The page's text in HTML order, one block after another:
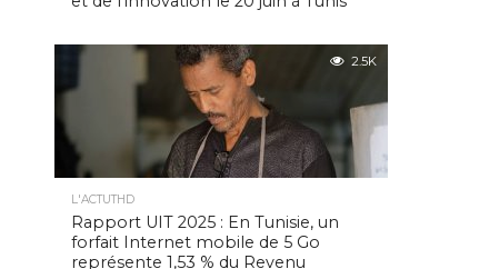
2.5K
L'ACTUTHD
Rapport UIT 2025 : En Tunisie, un
forfait Internet mobile de 5 Go
représente 1,53 % du Revenu